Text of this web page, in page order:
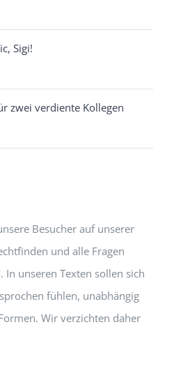
Sigi!
zwei verdiente Kollegen
Besucher auf unserer
und alle Fragen
unseren Texten sollen sich
fühlen, unabhängig
Wir verzichten daher